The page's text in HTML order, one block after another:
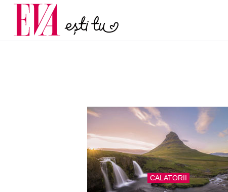
CALATORII
Carieră
Actualitate
pe măsură ce